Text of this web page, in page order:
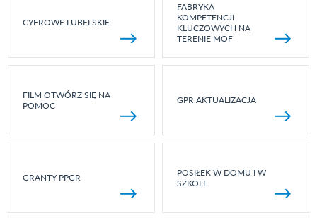
CYFROWE LUBELSKIE
FABRYKA
KOMPETENCJI
KLUCZOWYCH NA
TERENIE MOF
FILM OTWÓRZ SIĘ NA
POMOC
GPR AKTUALIZACJA
GRANTY PPGR
POSIŁEK W DOMU I W
SZKOLE